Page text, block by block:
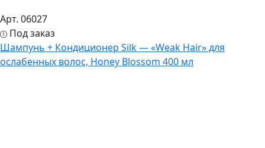
Арт. 06027
Под заказ
Шампунь + Кондиционер Silk — «Weak Hair» для
ослабенных волос, Honey Blossom 400 мл